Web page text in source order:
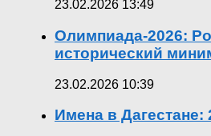
23.02.2026 13:49
Олимпиада-2026:
исторический
23.02.2026 10:39
Имена в Дагестане: